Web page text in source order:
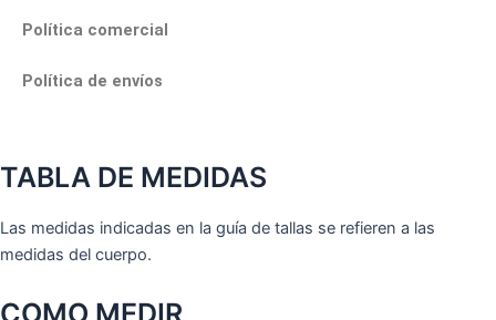
Política comercial
Política de envíos
TABLA DE MEDIDAS
Las medidas indicadas en la guía de tallas se refieren a las
medidas del cuerpo.